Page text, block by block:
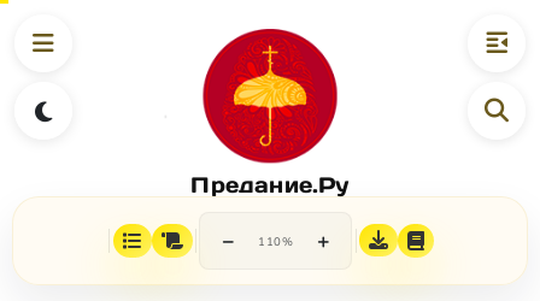
Предание.Ру
− 110% +